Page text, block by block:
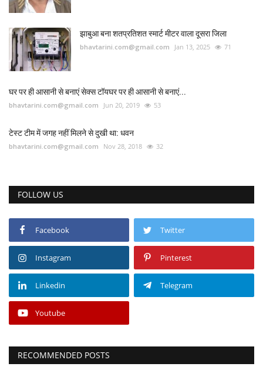
झाबुआ बना शतप्रतिशत स्मार्ट मीटर वाला दूसरा जिला
bhavtarini.com@gmail.com Jan 13, 2025 71
घर पर ही आसानी से बनाएं सेक्स टॉयघर पर ही आसानी से बनाएं...
bhavtarini.com@gmail.com Jun 20, 2019 53
टेस्ट टीम में जगह नहीं मिलने से दुखी था: धवन
bhavtarini.com@gmail.com Nov 28, 2018 32
FOLLOW US
Facebook Twitter
Instagram Pinterest
Linkedin Telegram
Youtube
RECOMMENDED POSTS